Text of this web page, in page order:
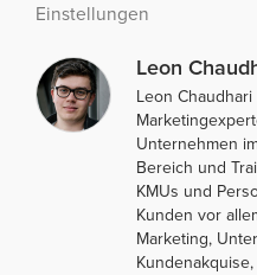
Einstellungen
Leon
Leon
Unternehmen
Bereich und
KMUs und
Kunden vor
Marketing,